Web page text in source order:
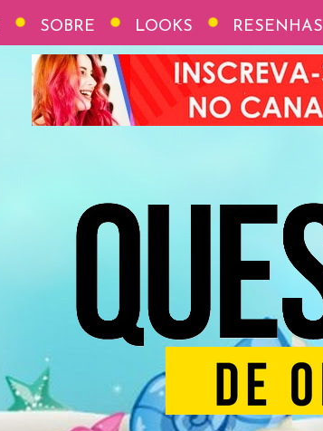
SOBRE LOOKS RESENHAS